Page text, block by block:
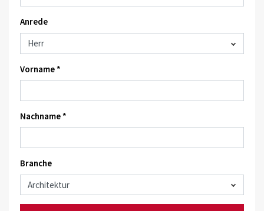
Anrede
Vorname *
Nachname *
Branche